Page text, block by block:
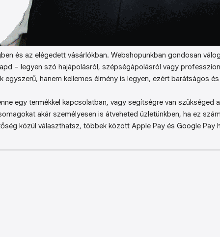
és az elégedett vásárlókban. Webshopunkban gondosan
– legyen szó hajápolásról, szépségápolásról vagy
egyszerű, hanem kellemes élmény is legyen, ezért barátságos
egy termékkel kapcsolatban, vagy segítségre van szükséged
akár személyesen is átveheted üzletünkben, ha ez
közül választhatsz, többek között Apple Pay és Google Pay